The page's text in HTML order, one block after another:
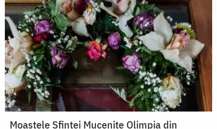
Moaștele Sfintei Mucenițe Olimpia din